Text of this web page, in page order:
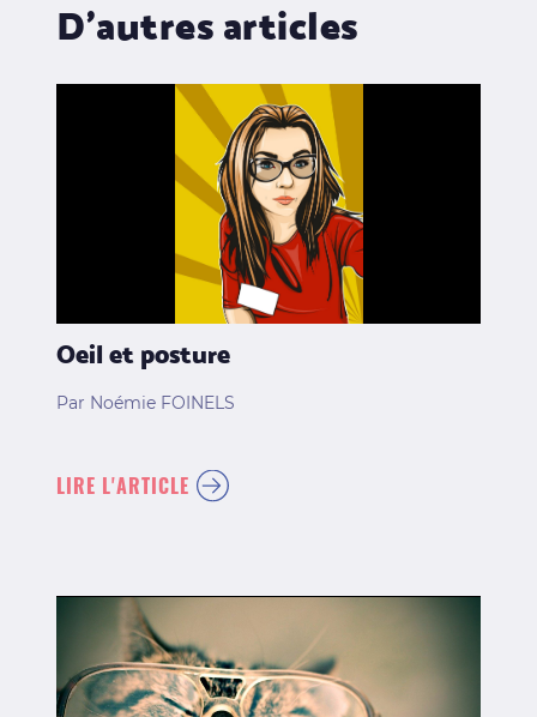
D'autres articles
Oeil et posture
Par Noémie FOINELS
LIRE L'ARTICLE